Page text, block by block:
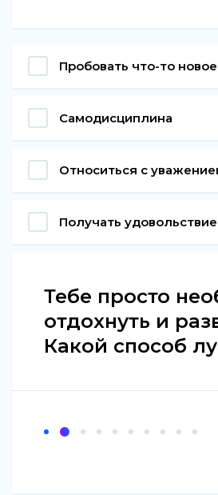
Пробовать что-то новое
Самодисциплина
Относиться с
Получать удовольствие
Тебе просто
отдохнуть и
Какой способ